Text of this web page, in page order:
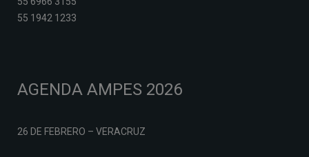
55 1942 1233
AGENDA AMPES 2026
26 DE FEBRERO – VERACRUZ